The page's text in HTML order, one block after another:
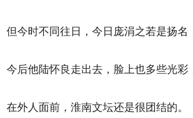
但今时不同往日，今日庞涓之若是扬名
今后他陆怀良走出去，脸上也多些光彩
在外人面前，淮南文坛还是很团结的。